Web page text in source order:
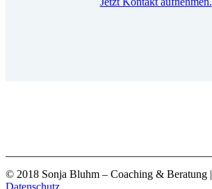
© 2018 Sonja Bluhm – Coaching & Beratung |
Datenschutz